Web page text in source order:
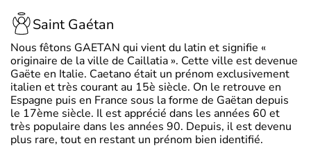
Saint Gaétan
Nous fêtons GAETAN qui vient du latin et signifie «
originaire de la ville de Caillatia ». Cette ville est devenue
Gaëte en Italie. Caetano était un prénom exclusivement
italien et très courant au 15è siècle. On le retrouve en
Espagne puis en France sous la forme de Gaëtan depuis
le 17ème siècle. Il est apprécié dans les années 60 et
très populaire dans les années 90. Depuis, il est devenu
plus rare, tout en restant un prénom bien identifié.